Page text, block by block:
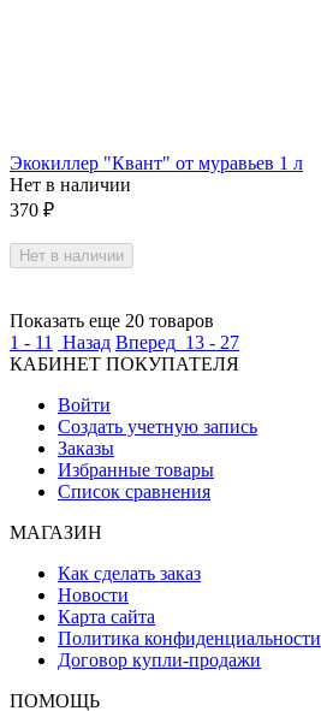
Экокиллер "Квант" от муравьев 1 л
Нет в наличии
370 ₽
Нет в наличии
Показать еще 20 товаров
1 - 11 Назад Вперед 13 - 27
КАБИНЕТ ПОКУПАТЕЛЯ
Войти
Создать учетную запись
Заказы
Избранные товары
Список сравнения
МАГАЗИН
Как сделать заказ
Новости
Карта сайта
Политика конфиденциальности
Договор купли-продажи
ПОМОЩЬ